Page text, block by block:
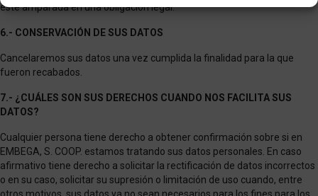
esté amparada en una obligación legal.
6.- CONSERVACIÓN DE SUS DATOS
Cancelaremos sus datos una vez cumplida la finalidad para la que
fueron recabados.
7.- ¿CUÁLES SON SUS DERECHOS CUANDO NOS FACILITA SUS
DATOS?
Cualquier persona tiene derecho a obtener confirmación sobre si en
EMBEGA, S. COOP. estamos tratando sus datos personales. En caso
afirmativo tiene derecho a solicitar la rectificación de datos incorrectos
o en su caso, solicitar su supresión o limitación de uso cuando, entre